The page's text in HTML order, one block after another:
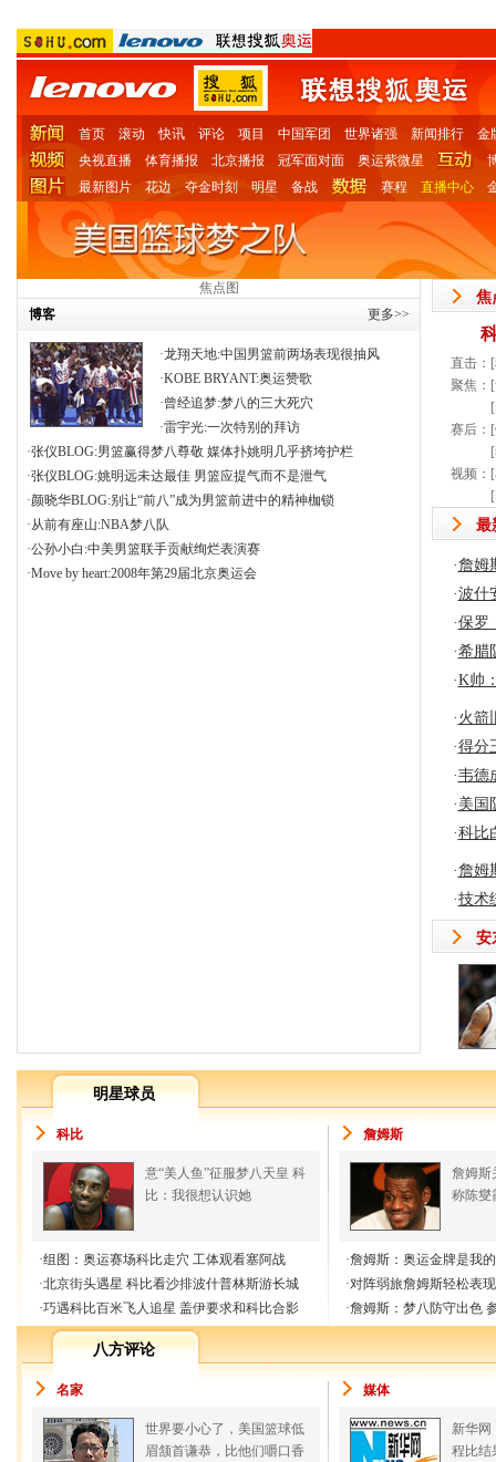
首页 滚动 快讯 评论 项目 中国军团 世界诸强 新闻排行
金
央视直播
体育播报 北京播报 冠军面对面 奥运紫微星
最新图片
花边 夺金时刻 明星 备战 赛程 直播中心
焦点图
博客
更多>>
·龙翔天地:中国男篮前两场表现很抽风
·KOBE BRYANT:奥运赞歌
·曾经追梦:梦八的三大死穴
·雷宇光:一次特别的拜访
·张仪BLOG:男篮赢得梦八尊敬 媒体扑姚明几乎挤垮护栏
·张仪BLOG:姚明远未达最佳 男篮应提气而不是泄气
·颜晓华BLOG:别让“前八”成为男篮前进中的精神枷锁
·从前有座山:NBA梦八队
·公孙小白 :中美男篮联手贡献绚烂表演赛
·Move by heart:2008年第29届北京奥运会
焦
直击：[
聚焦：[
[
赛后：[
[
视频：[
[
最
·詹姆
·波什
·保罗
·希腊
·K帅
· 火箭
·得分
·韦德
· 美国
·科比
·詹姆
·技术
安
明星球员
科比
意“美人鱼”征服梦八天皇 科
比：我很想认识她
·组图：奥运赛场科比走穴 工体观看塞阿战
·北京街头遇星 科比看沙排波什普林斯游长城
·巧遇科比百米飞人追星 盖伊要求和科比合影
詹姆斯
詹姆斯
称陈燮
·詹姆斯：奥运金牌是我
·对阵弱旅詹姆斯轻松表
·詹姆斯：梦八防守出色
八方评论
名家
世界要小心了，美国篮球低
眉颔首谦恭，比他们嚼口香
媒体
新华网
程比结